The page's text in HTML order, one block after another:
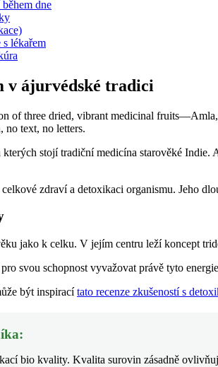
dne
lékařem
v ájurvédské tradici
stojí tradiční medicína starověké
zdraví a detoxikaci organismu. Jeho
jako k celku. V jejím centru leží koncept
svou schopnost vyvažovat právě tyto
být inspiracítato recenze zkušeností s
bio kvality. Kvalita surovin zásadně